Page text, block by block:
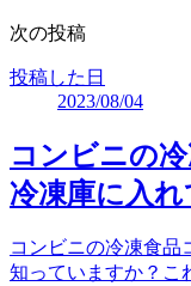
次の投稿
投稿した日
2023/08/04
コンビニの
冷凍庫に入
コンビニの冷凍食品
知っていますか？こ